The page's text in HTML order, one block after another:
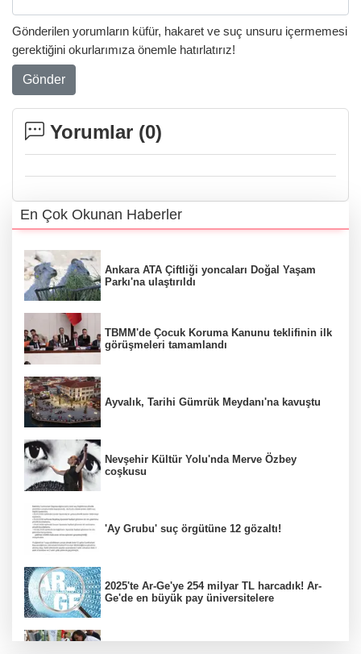
Gönderilen yorumların küfür, hakaret ve suç unsuru içermemesi
gerektiğini okurlarımıza önemle hatırlatırız!
Gönder
Yorumlar (0)
En Çok Okunan Haberler
Ankara ATA Çiftliği yoncaları Doğal Yaşam
Parkı'na ulaştırıldı
TBMM'de Çocuk Koruma Kanunu teklifinin ilk
görüşmeleri tamamlandı
Ayvalık, Tarihi Gümrük Meydanı'na kavuştu
Nevşehir Kültür Yolu'nda Merve Özbey
coşkusu
'Ay Grubu' suç örgütüne 12 gözaltı!
2025'te Ar-Ge'ye 254 milyar TL harcadık! Ar-
Ge'de en büyük pay üniversitelere